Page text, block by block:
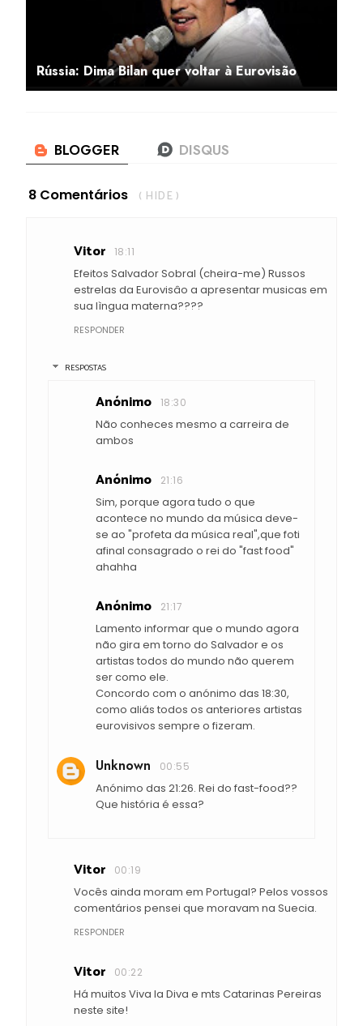
Rússia: Dima Bilan quer voltar à Eurovisão
8 Comentários ( HIDE )
Vitor 18:11
Efeitos Salvador Sobral (cheira-me) Russos
estrelas da Eurovisâo a apresentar musicas em
sua lìngua materna????
RESPONDER
RESPOSTAS
Anónimo 18:30
Não conheces mesmo a carreira de
ambos
Anónimo 21:16
Sim, porque agora tudo o que
acontece no mundo da música deve-
se ao "profeta da música real",que foti
afinal consagrado o rei do "fast food"
ahahha
Anónimo 21:17
Lamento informar que o mundo agora
não gira em torno do Salvador e os
artistas todos do mundo não querem
ser como ele.
Concordo com o anónimo das 18:30,
como aliás todos os anteriores artistas
eurovisivos sempre o fizeram.
Unknown 00:55
Anónimo das 21:26. Rei do fast-food??
Que história é essa?
Vitor 00:19
Vocês ainda moram em Portugal? Pelos vossos
comentários pensei que moravam na Suecia.
RESPONDER
Vitor 00:22
Há muitos Viva la Diva e mts Catarinas Pereiras
neste site!